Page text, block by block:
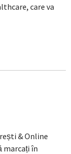
care va
& Online
marcați în